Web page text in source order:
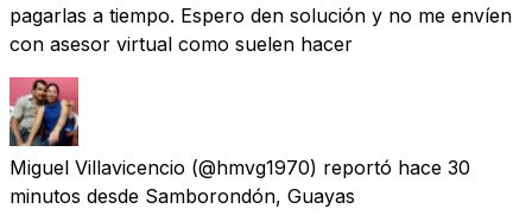
pagarlas a tiempo. Espero den solución y no me envíen
con asesor virtual como suelen hacer
Miguel Villavicencio (@hmvg1970) reportó hace 30
minutos desde Samborondón, Guayas